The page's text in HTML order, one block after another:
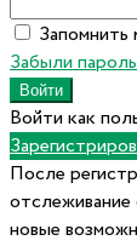
Запомнить
Забыли
Войти как
После
отслеживание
новые